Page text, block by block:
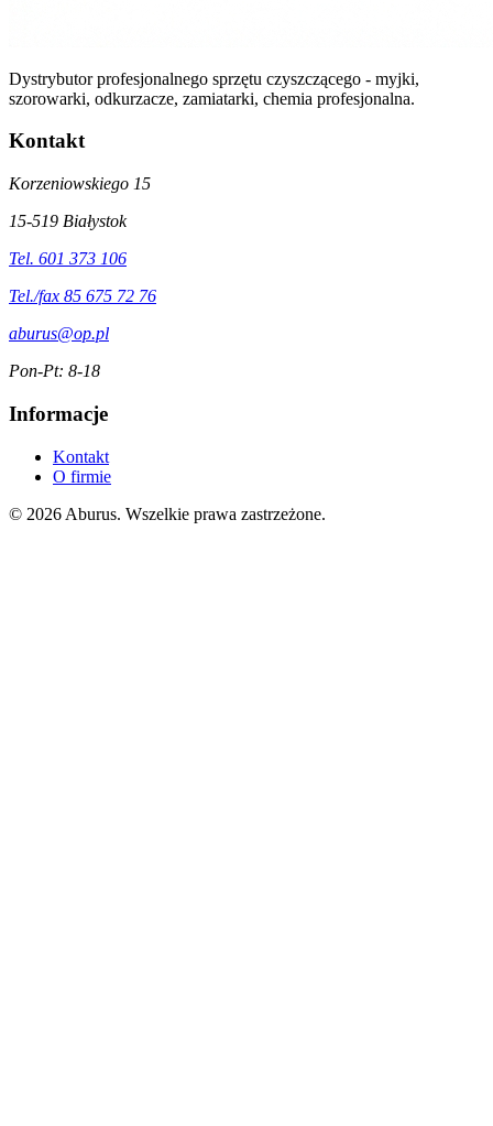
Dystrybutor profesjonalnego sprzętu czyszczącego - myjki,
szorowarki, odkurzacze, zamiatarki, chemia profesjonalna.
Kontakt
Korzeniowskiego 15
15-519 Białystok
Tel. 601 373 106
Tel./fax 85 675 72 76
aburus@op.pl
Pon-Pt: 8-18
Informacje
Kontakt
O firmie
© 2026 Aburus. Wszelkie prawa zastrzeżone.